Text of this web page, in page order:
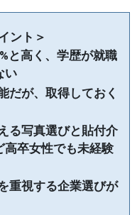
ント＞
と高く、学歴が就職
い
だが、取得しておく
る写真選びと貼付介
卒女性でも未経験
重視する企業選びが